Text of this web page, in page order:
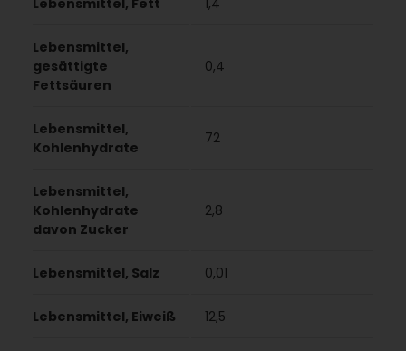
Lebensmittel, Fett 1,4
Lebensmittel,
gesättigte
Fettsäuren
0,4
Lebensmittel,
Kohlenhydrate
72
Lebensmittel,
Kohlenhydrate
davon Zucker
2,8
Lebensmittel, Salz 0,01
Lebensmittel, Eiweiß 12,5